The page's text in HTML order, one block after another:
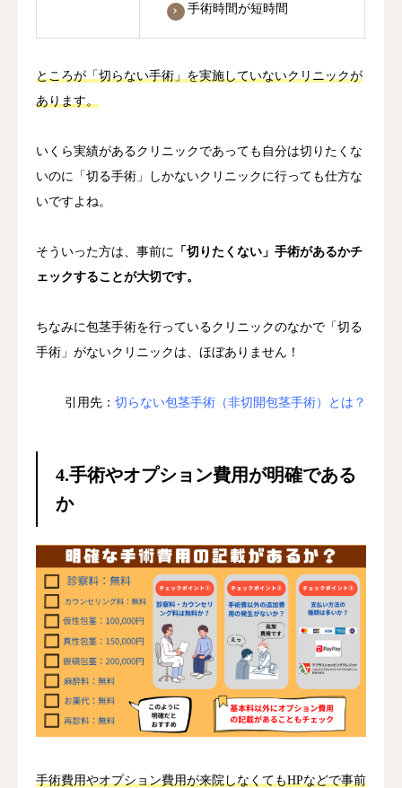
手術時間が短時間
ところが「切らない手術」を実施していないクリニックが
あります。
いくら実績があるクリニックであっても自分は切りたくな
いのに「切る手術」しかないクリニックに行っても仕方な
いですよね。
そういった方は、事前に 「切りたくない」手術があるかチ
ェックすることが大切です。
ちなみに包茎手術を行っているクリニックのなかで「切る
手術」がないクリニックは、ほぼありません！
引用先： 切らない包茎手術（非切開包茎手術）とは？
4.手術やオプション費用が明確である
か
手術費用やオプション費用が来院しなくてもHPなどで事前